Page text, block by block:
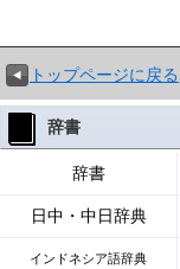
トップページに戻る
辞書
辞書
日中・中日辞典
インドネシア語辞典